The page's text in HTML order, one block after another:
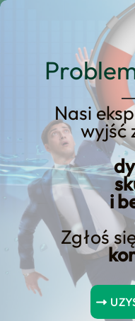
Nasi
wyjść
i
Zgłoś
Przejdź
Jak
Konsolidacja długów
sposobów na
zdecydujesz się na taki